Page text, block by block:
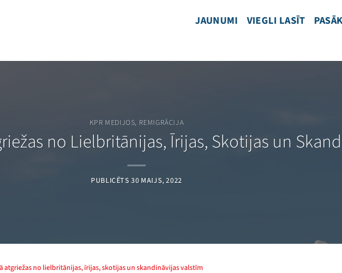
JAUNUMI VIEGLI LASĪT
KPR MEDIJOS, REMIGRĀCIJA
no Lielbritānijas, Īrijas, Skotijas un
PUBLICĒTS30 MAIJS, 2022
atgriežas no lielbritānijas, īrijas, skotijas un skandināvijas valstīm